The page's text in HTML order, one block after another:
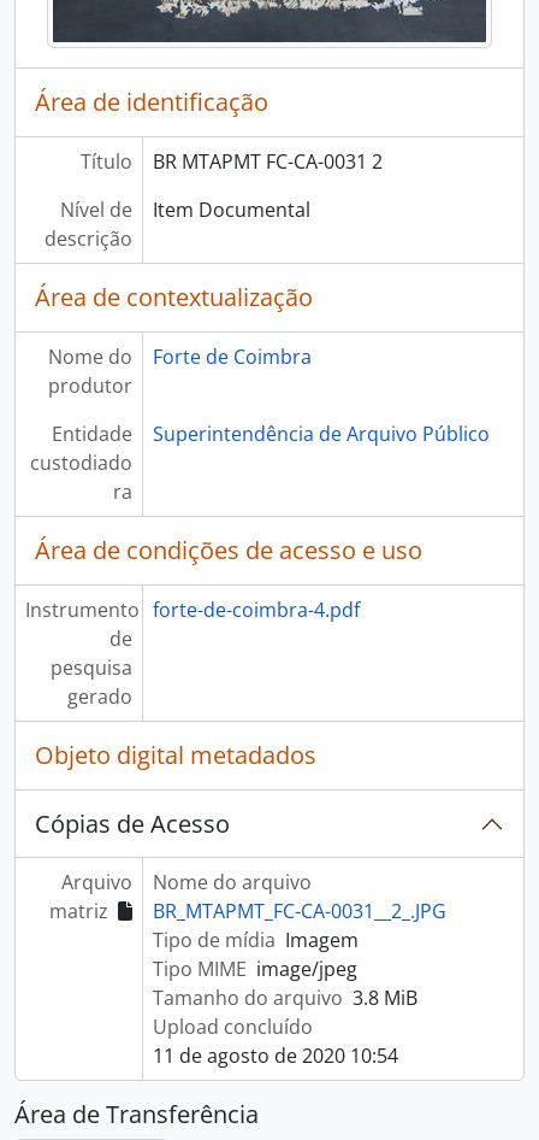
Área de identificação
Título
BR MTAPMT FC-CA-0031 2
Nível de
descrição
Item Documental
Área de contextualização
Nome do
produtor
Forte de Coimbra
Entidade
custodiado
ra
Superintendência de Arquivo Público
Área de condições de acesso e uso
Instrumento
de
pesquisa
gerado
forte-de-coimbra-4.pdf
Objeto digital metadados
Cópias de Acesso
Arquivo
matriz
Nome do arquivo
BR_MTAPMT_FC-CA-0031__2_.JPG
Tipo de mídia Imagem
Tipo MIME image/jpeg
Tamanho do arquivo 3.8 MiB
Upload concluído
11 de agosto de 2020 10:54
Área de Transferência